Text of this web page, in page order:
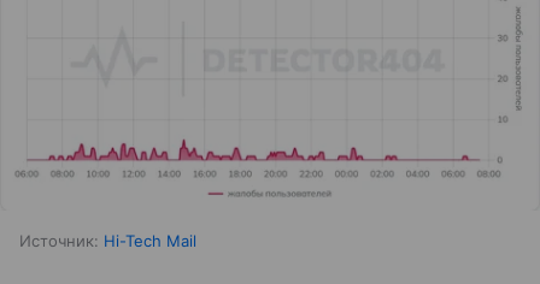
Источник: Hi-Tech Mail